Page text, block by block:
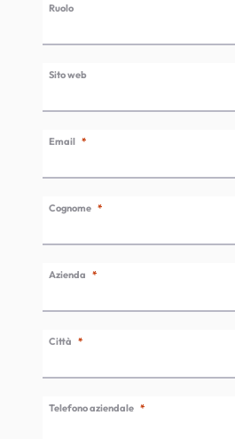
Ruolo
Sito web
Email
Cognome
Azienda
Città
Telefono aziendale